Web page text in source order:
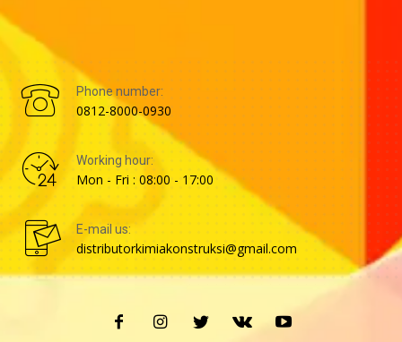
Phone number:
0812-8000-0930
Working hour:
Mon - Fri : 08:00 - 17:00
E-mail us:
distributorkimiakonstruksi@gmail.com